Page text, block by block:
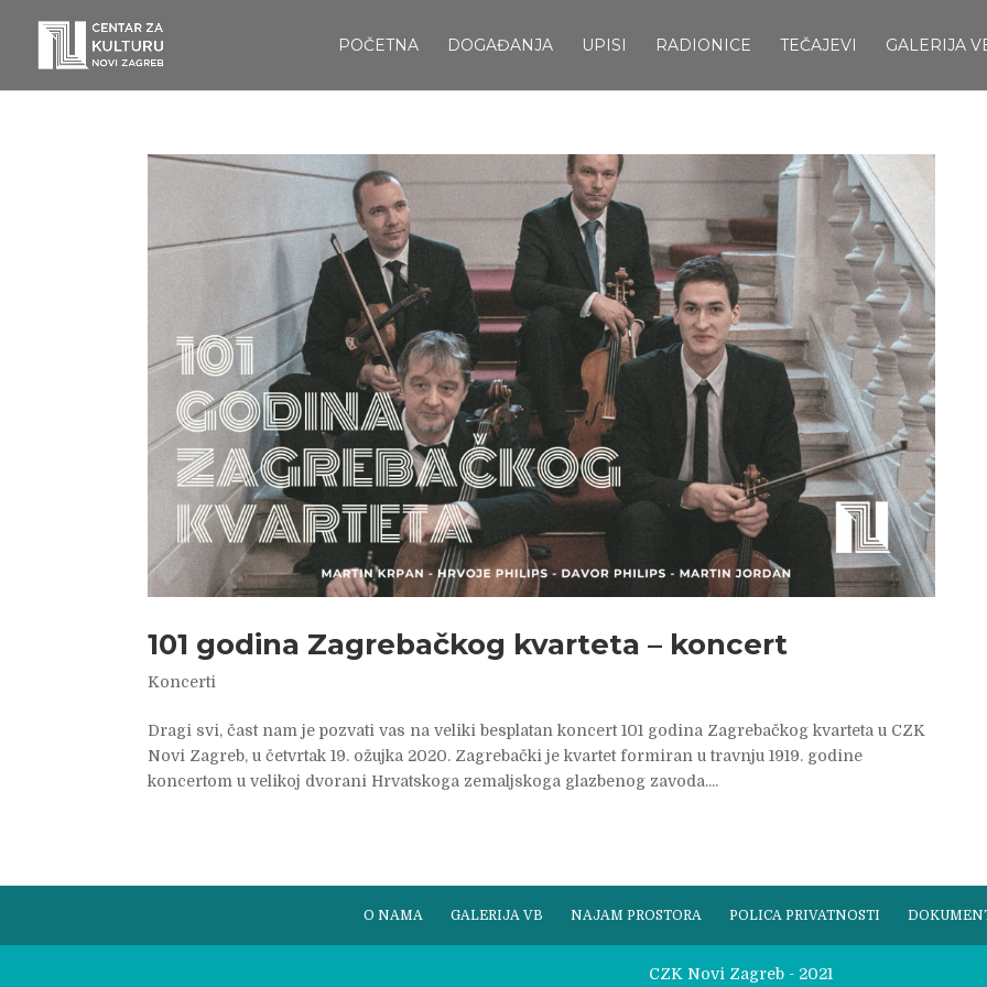
POČETNA DOGAĐANJA UPISI RADIONICE TEČAJEVI GALERIJA
101 godina Zagrebačkog kvarteta – koncert
Koncerti
Dragi svi, čast nam je pozvati vas na veliki besplatan koncert 101 godina Zagrebačkog kvarteta u CZK
Novi Zagreb, u četvrtak 19. ožujka 2020. Zagrebački je kvartet formiran u travnju 1919. godine
koncertom u velikoj dvorani Hrvatskoga zemaljskoga glazbenog zavoda....
O NAMA GALERIJA VB NAJAM PROSTORA POLICA PRIVATNOSTI
CZK Novi Zagreb - 2021